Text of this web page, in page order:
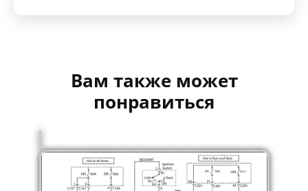
Вам также может
понравиться